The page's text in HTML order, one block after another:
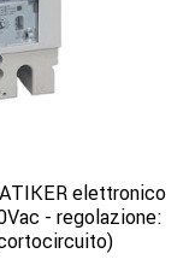
elettronico
- regolazione: